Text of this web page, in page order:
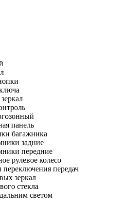
панель
багажника
задние
передние
рулевое колесо
передач
зеркал
стекла
светом